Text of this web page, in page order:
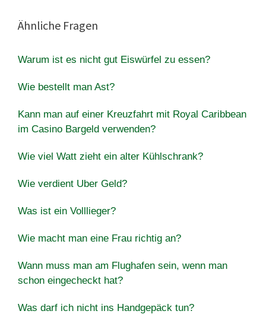
Ähnliche Fragen
Warum ist es nicht gut Eiswürfel zu essen?
Wie bestellt man Ast?
Kann man auf einer Kreuzfahrt mit Royal Caribbean
im Casino Bargeld verwenden?
Wie viel Watt zieht ein alter Kühlschrank?
Wie verdient Uber Geld?
Was ist ein Volllieger?
Wie macht man eine Frau richtig an?
Wann muss man am Flughafen sein, wenn man
schon eingecheckt hat?
Was darf ich nicht ins Handgepäck tun?